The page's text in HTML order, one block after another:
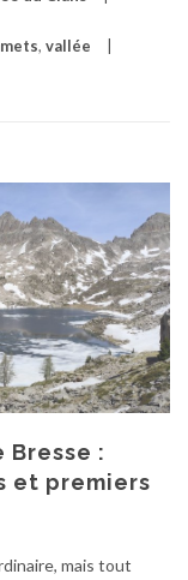
, vallée
Bresse :
et premiers
mais tout